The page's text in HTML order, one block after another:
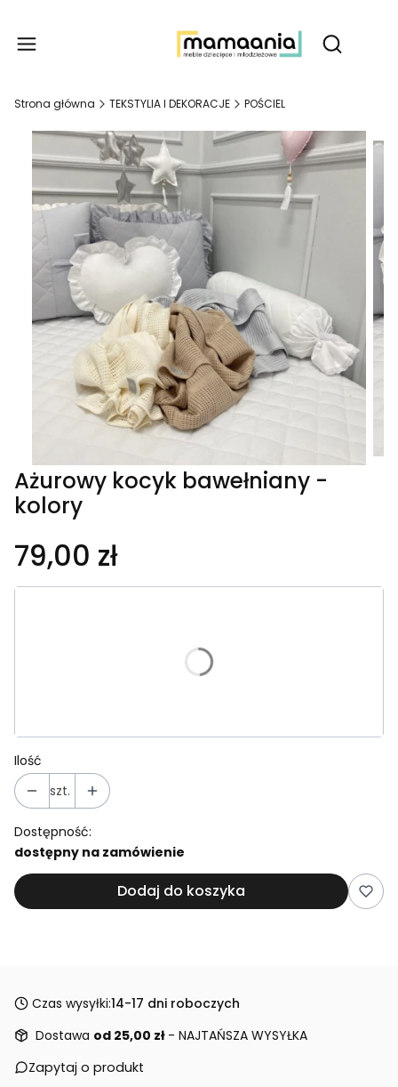
Otwórz
Strona główna TEKSTYLIA I DEKORACJE POŚCIEL
Ażurowy kocyk bawełniany -
kolory
79,00 zł
Ilość
szt.
Dostępność:
dostępny na zamówienie
Dodaj do koszyka
Czas wysyłki:14-17 dni roboczych
Dostawa od 25,00 zł - NAJTAŃSZA WYSYŁKA
Zapytaj o produkt